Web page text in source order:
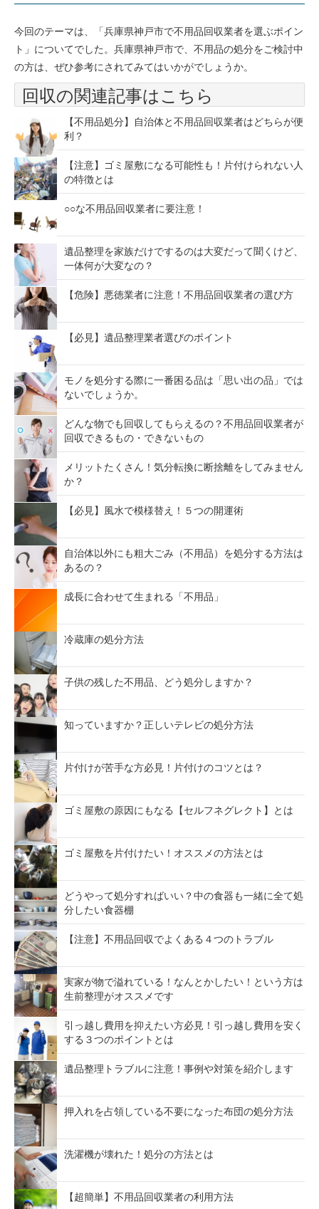
今回のテーマは、「兵庫県神戸市で不用品回収業者を選ぶポイン
ト」についてでした。兵庫県神戸市で、不用品の処分をご検討中
の方は、ぜひ参考にされてみてはいかがでしょうか。
回収の関連記事はこちら
【不用品処分】自治体と不用品回収業者はどちらが便
利？
【注意】ゴミ屋敷になる可能性も！片付けられない人
の特徴とは
○○な不用品回収業者に要注意！
遺品整理を家族だけでするのは大変だって聞くけど、
一体何が大変なの？
【危険】悪徳業者に注意！不用品回収業者の選び方
【必見】遺品整理業者選びのポイント
モノを処分する際に一番困る品は「思い出の品」では
ないでしょうか。
どんな物でも回収してもらえるの？不用品回収業者が
回収できるもの・できないもの
メリットたくさん！気分転換に断捨離をしてみません
か？
【必見】風水で模様替え！５つの開運術
自治体以外にも粗大ごみ（不用品）を処分する方法は
あるの？
成長に合わせて生まれる「不用品」
冷蔵庫の処分方法
子供の残した不用品、どう処分しますか？
知っていますか？正しいテレビの処分方法
片付けが苦手な方必見！片付けのコツとは？
ゴミ屋敷の原因にもなる【セルフネグレクト】とは
ゴミ屋敷を片付けたい！オススメの方法とは
どうやって処分すればいい？中の食器も一緒に全て処
分したい食器棚
【注意】不用品回収でよくある４つのトラブル
実家が物で溢れている！なんとかしたい！という方は
生前整理がオススメです
引っ越し費用を抑えたい方必見！引っ越し費用を安く
する３つのポイントとは
遺品整理トラブルに注意！事例や対策を紹介します
押入れを占領している不要になった布団の処分方法
洗濯機が壊れた！処分の方法とは
【超簡単】不用品回収業者の利用方法